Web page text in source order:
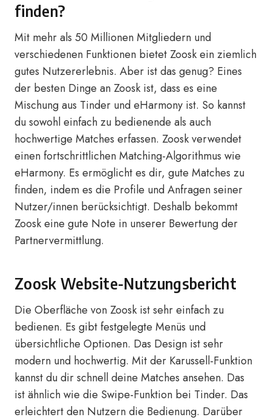
finden?
Mit mehr als 50 Millionen Mitgliedern und
verschiedenen Funktionen bietet Zoosk ein ziemlich
gutes Nutzererlebnis. Aber ist das genug? Eines
der besten Dinge an Zoosk ist, dass es eine
Mischung aus Tinder und eHarmony ist. So kannst
du sowohl einfach zu bedienende als auch
hochwertige Matches erfassen. Zoosk verwendet
einen fortschrittlichen Matching-Algorithmus wie
eHarmony. Es ermöglicht es dir, gute Matches zu
finden, indem es die Profile und Anfragen seiner
Nutzer/innen berücksichtigt. Deshalb bekommt
Zoosk eine gute Note in unserer Bewertung der
Partnervermittlung.
Zoosk Website-Nutzungsbericht
Die Oberfläche von Zoosk ist sehr einfach zu
bedienen. Es gibt festgelegte Menüs und
übersichtliche Optionen. Das Design ist sehr
modern und hochwertig. Mit der Karussell-Funktion
kannst du dir schnell deine Matches ansehen. Das
ist ähnlich wie die Swipe-Funktion bei Tinder. Das
erleichtert den Nutzern die Bedienung. Darüber